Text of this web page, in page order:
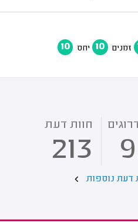
זמנים 10 יחס 10
חוות דעת
213
דעת נוספות